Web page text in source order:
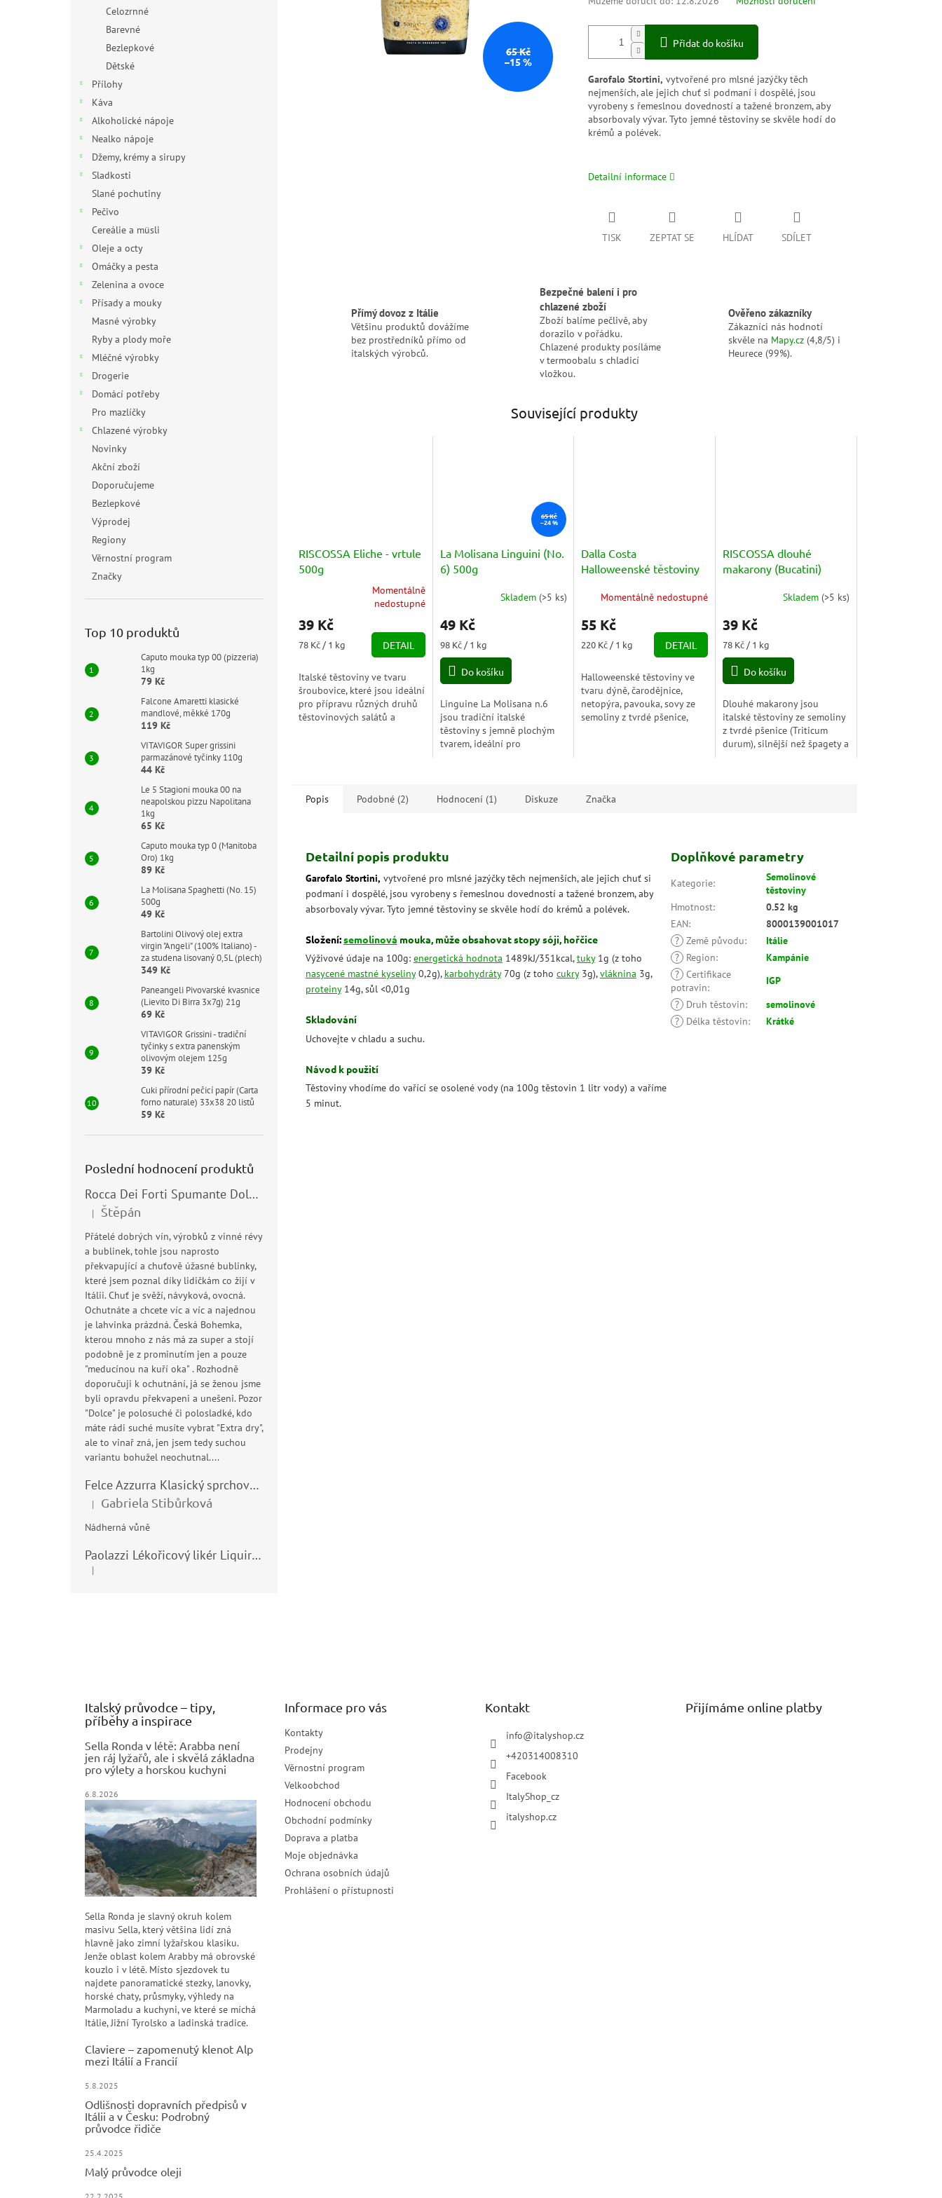
Celozrnné
Barevné
Bezlepkové
Dětské
Přílohy
Káva
Alkoholické nápoje
Nealko nápoje
Džemy, krémy a sirupy
Sladkosti
Slané pochutiny
Pečivo
Cereálie a müsli
Oleje a octy
Omáčky a pesta
Zelenina a ovoce
Přísady a mouky
Masné výrobky
Ryby a plody moře
Mléčné výrobky
Drogerie
Domácí potřeby
Pro mazlíčky
Chlazené výrobky
Novinky
Akční zboží
Doporučujeme
Bezlepkové
Výprodej
Regiony
Věrnostní program
Značky
Top 10 produktů
Caputo mouka typ 00 (pizzeria)
1kg
79 Kč
Falcone Amaretti klasické
mandlové, měkké 170g
119 Kč
VITAVIGOR Super grissini
parmazánové tyčinky 110g
44 Kč
Le 5 Stagioni mouka 00 na
neapolskou pizzu Napolitana
1kg
65 Kč
Caputo mouka typ 0 (Manitoba
Oro) 1kg
89 Kč
La Molisana Spaghetti (No. 15)
500g
49 Kč
Bartolini Olivový olej extra
virgin "Angeli" (100% Italiano) -
za studena lisovaný 0,5L (plech)
349 Kč
Paneangeli Pivovarské kvasnice
(Lievito Di Birra 3x7g) 21g
69 Kč
VITAVIGOR Grissini - tradiční
tyčinky s extra panenským
olivovým olejem 125g
39 Kč
Cuki přírodní pečicí papír (Carta
forno naturale) 33x38 20 listů
59 Kč
Poslední hodnocení produktů
Rocca Dei Forti Spumante Dolce 11,5% 0,75l
Hodnocení produktu je 5 z 5 hvězdiček.
| Štěpán
Přátelé dobrých vín, výrobků z vinné révy
a bublinek, tohle jsou naprosto
překvapující a chuťově úžasné bublinky,
které jsem poznal díky lidičkám co žijí v
Itálii. Chuť je svěží, návyková, ovocná.
Ochutnáte a chcete víc a víc a najednou
je lahvinka prázdná. Česká Bohemka,
kterou mnoho z nás má za super a stojí
podobně je z prominutím jen a pouze
"meducínou na kuří oka" . Rozhodně
doporučuji k ochutnání, já se ženou jsme
byli opravdu překvapeni a unešeni. Pozor
"Dolce" je polosuché či polosladké, kdo
máte rádi suché musíte vybrat "Extra dry",
ale to vinař zná, jen jsem tedy suchou
variantu bohužel neochutnal....
Felce Azzurra Klasický sprchový gel - doccia gel 400ml
Hodnocení produktu je 5 z 5 hvězdiček.
| Gabriela Stibůrková
Nádherná vůně
Paolazzi Lékořicový likér Liquirizia 24% 0,7L
Hodnocení produktu je 5 z 5 hvězdiček.
|
65 Kč
–15 %
Přidat do košíku
Garofalo Stortini, vytvořené pro mlsné jazýčky těch
nejmenších, ale jejich chuť si podmaní i dospělé, jsou
vyrobeny s řemeslnou dovedností a tažené bronzem, aby
absorbovaly vývar.Tyto jemné těstoviny se skvěle hodí do
krémů a polévek.
Detailní informace
TISK ZEPTAT SE HLÍDAT SDÍLET
Přímý dovoz z Itálie
Většinu produktů dovážíme
bez prostředníků přímo od
italských výrobců.
Bezpečné balení i pro
chlazené zboží
Zboží balíme pečlivě, aby
dorazilo v pořádku.
Chlazené produkty posíláme
v termoobalu s chladicí
vložkou.
Ověřeno zákazníky
Zákazníci nás hodnotí
skvěle na Mapy.cz (4,8/5) i
Heurece (99%).
Související produkty
RISCOSSA Eliche - vrtule
500g
produktu
5,0
5
hvězdiček.
Momentálně
nedostupné
39 Kč
Měrná
78 Kč / 1 kg DETAIL
Italské těstoviny ve tvaru
šroubovice, které jsou ideální
pro přípravu různých druhů
těstovinových salátů a
65 Kč
–24 %
La Molisana Linguini (No.
6) 500g
produktu
5,0
5
Skladem (>5 ks)
49 Kč
Měrná
cena:
98 Kč / 1 kg
Do košíku
Linguine La Molisana n.6
jsou tradiční italské
těstoviny s jemně plochým
tvarem, ideální pro
kvalitní...
Dalla Costa
Halloweenské těstoviny
Momentálně nedostupné
55 Kč
Měrná
220 Kč / 1 kg DETAIL
Halloweenské těstoviny ve
tvaru dýně, čarodějnice,
netopýra, pavouka, sovy ze
semoliny z tvrdé pšenice,
RISCOSSA dlouhé
makarony (Bucatini)
produktu
5,0
5
Skladem(>5 ks)
39 Kč
Měrná
cena:
78 Kč / 1 kg
Do košíku
Dlouhé makarony jsou
italské těstoviny ze semoliny
z tvrdé pšenice (Triticum
durum), silnější než špagety a
Popis Podobné (2) Hodnocení (1) Diskuze Značka
Detailní popis produktu
Garofalo Stortini, vytvořené pro mlsné jazýčky těch nejmenších, ale jejich chuť si
podmaní i dospělé, jsou vyrobeny s řemeslnou dovedností a tažené bronzem, aby
absorbovaly vývar.Tyto jemné těstoviny se skvěle hodí do krémů a polévek.
Složení:semolinová mouka, může obsahovat stopy sóji, hořčice
Výživové údaje na 100g: energetická hodnota 1489kJ/351kcal,tuky1g (z toho
nasycené mastné kyseliny0,2g), karbohydráty70g (z toho cukry3g),vláknina 3g,
proteiny14g, sůl <0,01g
Skladování
Uchovejte v chladu a suchu.
Návod k použití
Těstoviny vhodíme do vařící se osolené vody (na 100g těstovin 1 litr vody) a vaříme
5 minut.
Doplňkové parametry
Kategorie:
Semolinové
těstoviny
Hmotnost:
0.52 kg
EAN:
8000139001017
? Země původu:
Itálie
?
Region:
Kampánie
? Certifikace
potravin:
IGP
?
Druh těstovin:
semolinové
?
Délka těstovin: Krátké
Italský průvodce – tipy,
příběhy a inspirace
Sella Ronda v létě: Arabba není
jen ráj lyžařů, ale i skvělá základna
pro výlety a horskou kuchyni
6.8.2026
Sella Ronda je slavný okruh kolem
masivu Sella, který většina lidí zná
hlavně jako zimní lyžařskou klasiku.
Jenže oblast kolem Arabby má obrovské
kouzlo i v létě. Místo sjezdovek tu
najdete panoramatické stezky, lanovky,
horské chaty, průsmyky, výhledy na
Marmoladu a kuchyni, ve které se míchá
Itálie, Jižní Tyrolsko a ladinská tradice.
Claviere – zapomenutý klenot Alp
mezi Itálií a Francií
5.8.2025
Odlišnosti dopravních předpisů v
Itálii a v Česku: Podrobný
průvodce řidiče
25.4.2025
Malý průvodce oleji
Informace pro vás
Kontakty
Prodejny
Věrnostní program
Velkoobchod
Hodnocení obchodu
Obchodní podmínky
Doprava a platba
Moje objednávka
Ochrana osobních údajů
Prohlášení o přístupnosti
Kontakt
info@italyshop.cz
+420314008310
Facebook
ItalyShop_cz
italyshop.cz
Přijímáme online platby